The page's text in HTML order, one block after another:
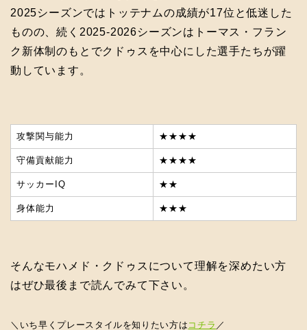
2025シーズンではトッテナムの成績が17位と低迷した
ものの、続く2025-2026シーズンはトーマス・フラン
ク新体制のもとでクドゥスを中心にした選手たちが躍
動しています。
攻撃関与能力 ★★★★
守備貢献能力 ★★★★
サッカーIQ ★★
身体能力 ★★★
そんなモハメド・クドゥスについて理解を深めたい方
はぜひ最後まで読んでみて下さい。
＼いち早くプレースタイルを知りたい方は コチラ ／